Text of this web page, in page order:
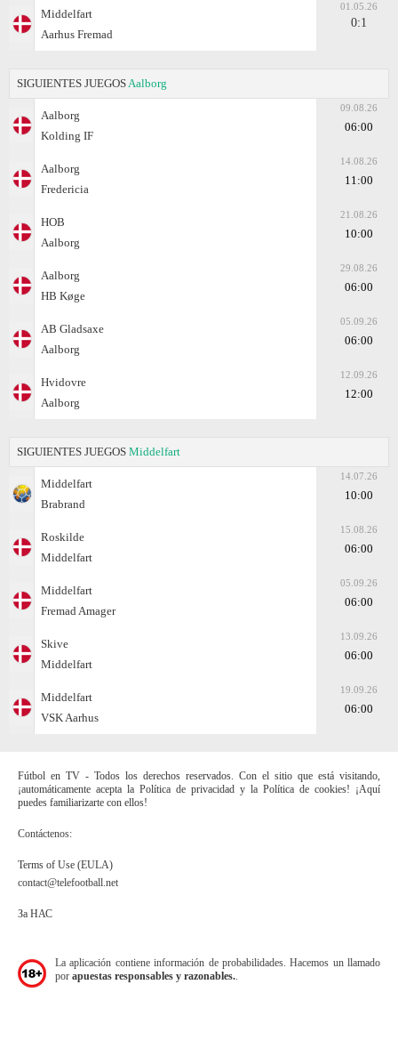
Middelfart
Aarhus Fremad
01.05.26
0:1
SIGUIENTES JUEGOS Aalborg
Aalborg
Kolding IF
09.08.26
06:00
Aalborg
Fredericia
14.08.26
11:00
HOB
Aalborg
21.08.26
10:00
Aalborg
HB Køge
29.08.26
06:00
AB Gladsaxe
Aalborg
05.09.26
06:00
Hvidovre
Aalborg
12.09.26
12:00
SIGUIENTES JUEGOS Middelfart
Middelfart
Brabrand
14.07.26
10:00
Roskilde
Middelfart
15.08.26
06:00
Middelfart
Fremad Amager
05.09.26
06:00
Skive
Middelfart
13.09.26
06:00
Middelfart
VSK Aarhus
19.09.26
06:00
Fútbol en TV - Todos los derechos reservados. Con el sitio que está visitando,
¡automáticamente acepta la Política de privacidad y la Política de cookies! ¡Aquí
puedes familiarizarte con ellos!
Contáctenos:
Terms of Use (EULA)
contact@telefootball.net
За НАС
La aplicación contiene información de probabilidades. Hacemos un llamado
por apuestas responsables y razonables.